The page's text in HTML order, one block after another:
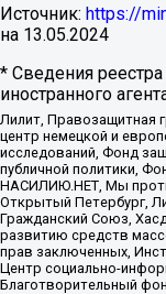
Источник: https://
на 13.05.2024
* Сведения
иностранного
Лилит, Правозащитная
центр немецкой и
исследований, Фонд
публичной политики,
НАСИЛИЮ.НЕТ, Мы
Открытый Петербург,
Гражданский Союз,
развитию средств
прав заключенных,
Центр социально-
Благотворительный